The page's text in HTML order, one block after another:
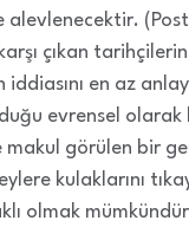
alevlenecektir.
çıkan
iddiasını en az
evrensel olarak
makul görülen bir
kulaklarını
olmak